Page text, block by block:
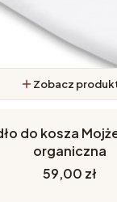
Zobacz
do kosza
organiczna
Cena
59,00 zł